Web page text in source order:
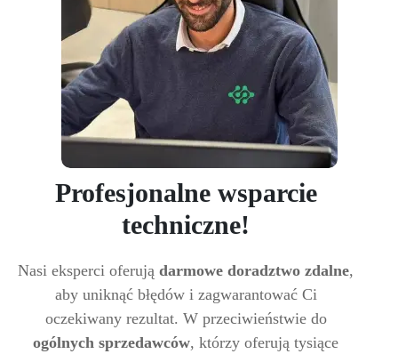
Profesjonalne wsparcie
techniczne!
Nasi eksperci oferują darmowe doradztwo zdalne,
aby uniknąć błędów i zagwarantować Ci
oczekiwany rezultat. W przeciwieństwie do
ogólnych sprzedawców, którzy oferują tysiące